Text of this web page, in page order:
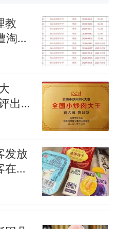
均遭淘汰？教育局：
聘，成立调查组全面
被第二名传话劝弃考
在床头放菜刀的女孩，
教
淘
查
出
发放
飞